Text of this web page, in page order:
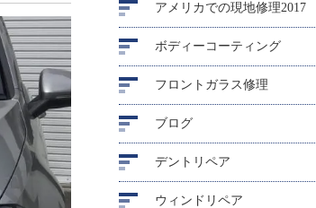
アメリカでの現地修理2017
ボディーコーティング
フロントガラス修理
ブログ
デントリペア
ウィンドリペア